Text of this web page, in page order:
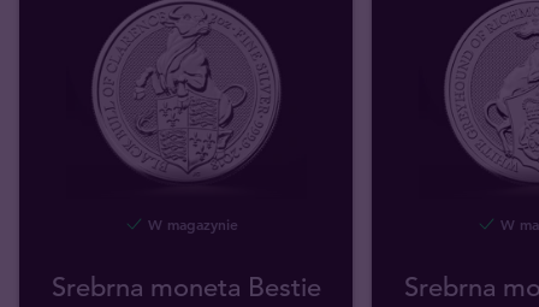
W magazynie
Srebrna moneta Bestie
W
Srebrna